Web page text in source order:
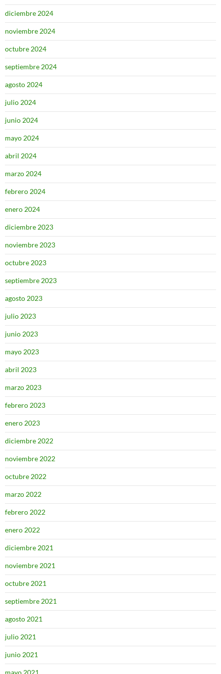
diciembre 2024
noviembre 2024
octubre 2024
septiembre 2024
agosto 2024
julio 2024
junio 2024
mayo 2024
abril 2024
marzo 2024
febrero 2024
enero 2024
diciembre 2023
noviembre 2023
octubre 2023
septiembre 2023
agosto 2023
julio 2023
junio 2023
mayo 2023
abril 2023
marzo 2023
febrero 2023
enero 2023
diciembre 2022
noviembre 2022
octubre 2022
marzo 2022
febrero 2022
enero 2022
diciembre 2021
noviembre 2021
octubre 2021
septiembre 2021
agosto 2021
julio 2021
junio 2021
mayo 2021